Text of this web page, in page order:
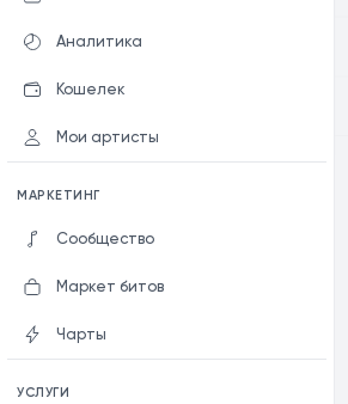
Аналитика
Кошелек
Мои артисты
МАРКЕТИНГ
Сообщество
Маркет битов
Чарты
УСЛУГИ